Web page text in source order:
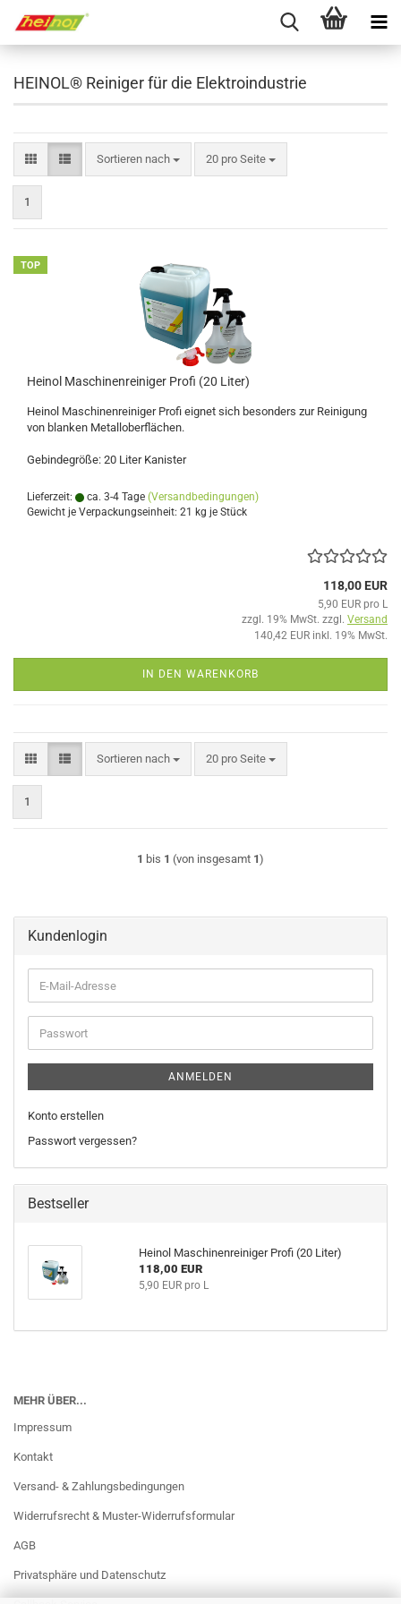
HEINOL® Reiniger für die Elektroindustrie
Sortieren nach
Sortieren nach 20 pro Seite
pro Seite
1
TOP
Heinol Maschinenreiniger Profi (20 Liter)
Heinol Maschinenreiniger Profi eignet sich besonders zur Reinigung
von blanken Metalloberflächen.
Gebindegröße: 20 Liter Kanister
Lieferzeit: ca. 3-4 Tage (Versandbedingungen)
Gewicht je Verpackungseinheit: 21 kg je Stück
118,00 EUR
5,90 EUR pro L
zzgl. 19% MwSt. zzgl. Versand
140,42 EUR inkl. 19% MwSt.
IN DEN WARENKORB
Sortieren nach
Sortieren nach 20 pro Seite
pro Seite
1
1 bis 1 (von insgesamt 1)
Kundenlogin
E-
Mail-
Adresse
Passwort
ANMELDEN
Konto erstellen
Passwort vergessen?
Bestseller
Heinol Maschinenreiniger Profi (20 Liter)
118,00 EUR
5,90 EUR pro L
MEHR ÜBER...
Impressum
Kontakt
Versand- & Zahlungsbedingungen
Widerrufsrecht & Muster-Widerrufsformular
AGB
Privatsphäre und Datenschutz